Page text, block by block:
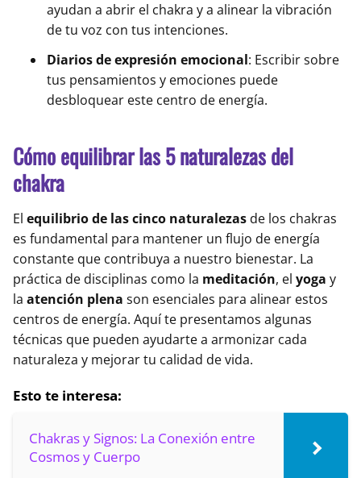
ayudan a abrir el chakra y a alinear la vibración
de tu voz con tus intenciones.
Diarios de expresión emocional: Escribir sobre
tus pensamientos y emociones puede
desbloquear este centro de energía.
Cómo equilibrar las 5 naturalezas del
chakra
El equilibrio de las cinco naturalezas de los chakras
es fundamental para mantener un flujo de energía
constante que contribuya a nuestro bienestar. La
práctica de disciplinas como la meditación, el yoga y
la atención plena son esenciales para alinear estos
centros de energía. Aquí te presentamos algunas
técnicas que pueden ayudarte a armonizar cada
naturaleza y mejorar tu calidad de vida.
Esto te interesa:
Chakras y Signos: La Conexión entre
Cosmos y Cuerpo